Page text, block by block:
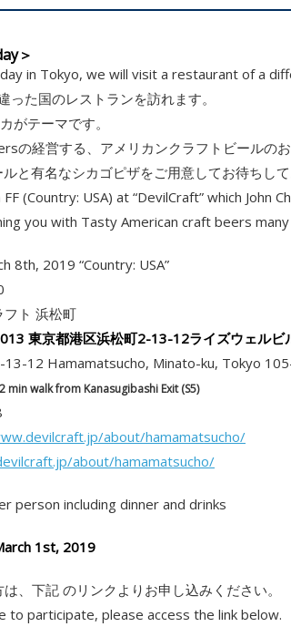
＞
in Tokyo, we will visit a restaurant of a
った国のレストランを訪れます。
がテーマです。
の経営する、アメリカンクラフトビールのお
と有名なシカゴピザをご用意してお待ちして
(Country: USA) at “DevilCraft” which John
you with Tasty American craft beers
8th, 2019 “Country: USA”
フト 浜松町
東京都港区浜松町2-13-12ライズウェルビ
13-12 Hamamatsucho, Minato-ku, Tokyo
min walk from Kanasugibashi Exit (S5)
about/hamamatsucho/
about/hamamatsucho/
person including dinner and drinks
1st, 2019
、下記 のリンクよりお申し込みください。
to participate, please access the link below.